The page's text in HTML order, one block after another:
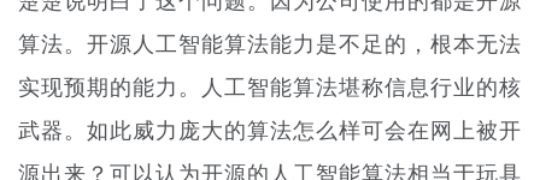
算法。开源人工智能算法能力是不足的，根本无法
实现预期的能力。人工智能算法堪称信息行业的核
武器。如此威力庞大的算法怎么样可会在网上被开
源出来？可以认为开源的人工智能算法相当于玩具